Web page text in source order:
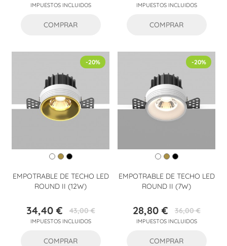
base
IMPUESTOS INCLUIDOS
COMPRAR
base
IMPUESTOS INCLUIDOS
COMPRAR
EMPOTRABLE DE TECHO LED
ROUND II (12W)
Precio
34,40 €Precio
base
43,00 €
IMPUESTOS INCLUIDOS
-20%
COMPRAR
EMPOTRABLE DE TECHO LED
ROUND II (7W)
Precio
28,80 €Precio
base
36,00 €
IMPUESTOS INCLUIDOS
-20%
COMPRAR